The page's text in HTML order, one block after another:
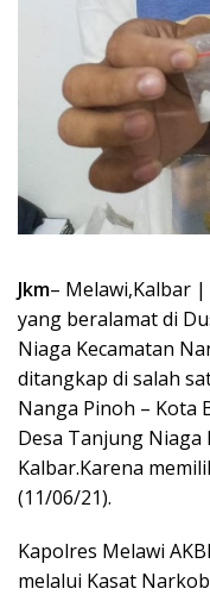
Jkm– Melawi,Kalbar
yang beralamat di
Niaga Kecamatan
ditangkap di salah
Nanga Pinoh – Kota
Desa Tanjung Niaga
Kalbar.Karena
(11/06/21).
Kapolres Melawi
melalui Kasat